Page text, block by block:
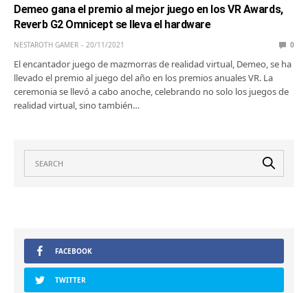
Demeo gana el premio al mejor juego en los VR Awards,
Reverb G2 Omnicept se lleva el hardware
NESTAROTH GAMER 20/11/2021 0
El encantador juego de mazmorras de realidad virtual, Demeo, se ha
llevado el premio al juego del año en los premios anuales VR. La
ceremonia se llevó a cabo anoche, celebrando no solo los juegos de
realidad virtual, sino también…
FACEBOOK
TWITTER